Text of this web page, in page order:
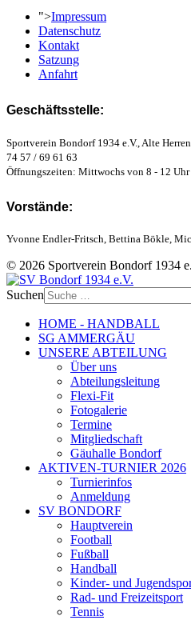
">Impressum
Datenschutz
Kontakt
Satzung
Anfahrt
Geschäftsstelle:
Sportverein Bondorf 1934 e.V., Alte
74 57 / 69 61 63
Öffnungszeiten: Mittwochs von 8 - 12 Uhr
Vorstände:
Yvonne Endler-Fritsch, Bettina Bökle,
© 2026 Sportverein Bondorf 1934
Suchen
HOME - HANDBALL
SG AMMERGÄU
UNSERE ABTEILUNG
Über uns
Abteilungsleitung
Flexi-Fit
Fotogalerie
Termine
Mitgliedschaft
Gäuhalle Bondorf
AKTIVEN-TURNIER 2026
Turnierinfos
Anmeldung
SV BONDORF
Hauptverein
Football
Fußball
Handball
Kinder- und
Rad- und Freizeitsport
Tennis